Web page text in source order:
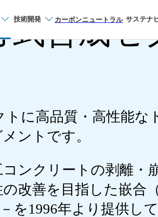
技術開発 カーボンニュートラル サステナ
サイト内検索
合成セ
に高品質・高性能な
ントです。
ンクリートの剥離・
改善を目指した嵌合
を1996年より提供し
製
お